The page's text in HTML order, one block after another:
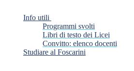
Info utili
Programmi svolti
Libri di testo dei Licei
Convitto: elenco docenti
Studiare al Foscarini